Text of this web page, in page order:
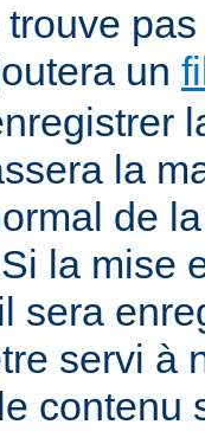
un
la
de
la mise
sera
servi à
contenu